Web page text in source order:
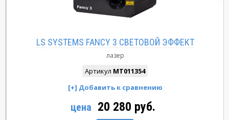
LS SYSTEMS FANCY 3 СВЕТОВОЙ ЭФФЕКТ
лазер
Артикул MT011354
цена 20 280 руб.